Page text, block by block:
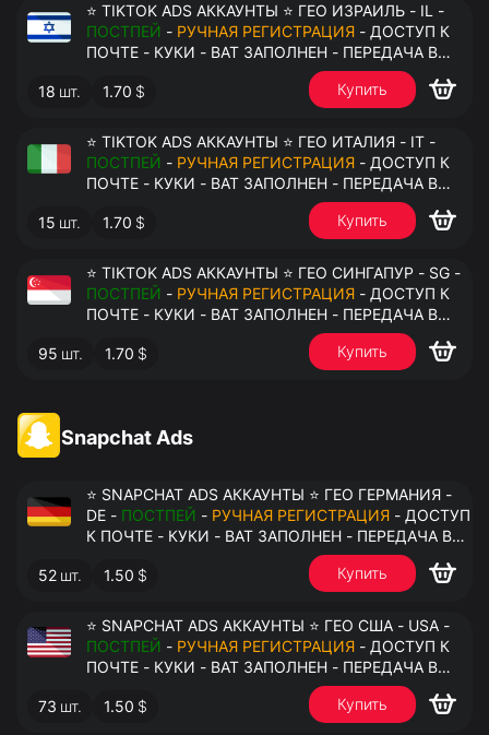
⭐ TIKTOK ADS АККАУНТЫ ⭐ ГЕО ИЗРАИЛЬ - IL -
ПОСТПЕЙ - РУЧНАЯ РЕГИСТРАЦИЯ - ДОСТУП К
ПОЧТЕ - КУКИ - ВАТ ЗАПОЛНЕН - ПЕРЕДАЧА В
18 шт. 1.70 $ Купить
⭐ TIKTOK ADS АККАУНТЫ ⭐ ГЕО ИТАЛИЯ - IT -
ПОСТПЕЙ - РУЧНАЯ РЕГИСТРАЦИЯ - ДОСТУП К
ПОЧТЕ - КУКИ - ВАТ ЗАПОЛНЕН - ПЕРЕДАЧА В
15 шт. 1.70 $ Купить
⭐ TIKTOK ADS АККАУНТЫ ⭐ ГЕО СИНГАПУР - SG -
ПОСТПЕЙ - РУЧНАЯ РЕГИСТРАЦИЯ - ДОСТУП К
ПОЧТЕ - КУКИ - ВАТ ЗАПОЛНЕН - ПЕРЕДАЧА В
95 шт. 1.70 $ Купить
Snapchat Ads
⭐ SNAPCHAT ADS АККАУНТЫ ⭐ ГЕО ГЕРМАНИЯ -
DE - ПОСТПЕЙ - РУЧНАЯ РЕГИСТРАЦИЯ - ДОСТУП
К ПОЧТЕ - КУКИ - ВАТ ЗАПОЛНЕН - ПЕРЕДАЧА В
52 шт. 1.50 $ Купить
⭐ SNAPCHAT ADS АККАУНТЫ ⭐ ГЕО США - USA -
ПОСТПЕЙ - РУЧНАЯ РЕГИСТРАЦИЯ - ДОСТУП К
ПОЧТЕ - КУКИ - ВАТ ЗАПОЛНЕН - ПЕРЕДАЧА В
73 шт. 1.50 $ Купить